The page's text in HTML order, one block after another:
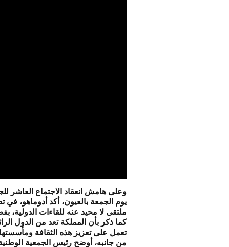
وعلى هامش انعقاد الاجتماع العاشر
يوم الجمعة بالعيون، أكد أدوماهو، في
ملتقى لا محيد عنه للقاءات
كما ذكر بأن المملكة تعد من الدول
تعمل على تعزيز هذه الثقافة
من جانبه، أوضح رئيس الجمعية